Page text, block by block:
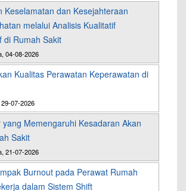
Keselamatan dan Kesejahteraan
melalui Analisis Kualitatif
di Rumah Sakit
04-08-2026
Kualitas Perawatan Keperawatan di
07-2026
yang Memengaruhi Kesadaran Akan
Sakit
21-07-2026
Burnout pada Perawat Rumah
dalam Sistem Shift